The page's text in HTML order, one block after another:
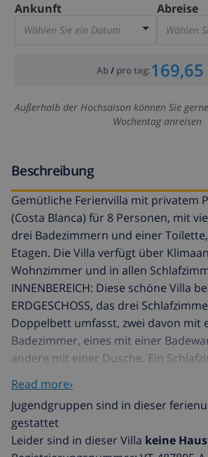
Ankunft
Wählen Sie ein Datum
Abreise
Wählen
Ab/ pro tag:169,65
Außerhalb der Hochsaison können Sie
Wochentag anreisen
Beschreibung
Gemütliche Ferienvilla mit privatem
(Costa Blanca) für 8 Personen, mit
drei Badezimmern und einer
Etagen. Die Villa verfügt über
Wohnzimmer und in allen
INNENBEREICH: Diese schöne Villa
ERDGESCHOSS, das drei
Doppelbett umfasst, zwei davon mit
Badezimmer, eines mit einer
andere mit einer Dusche. Ein
Einzelbetten und zuletzt ein
Das OBERGESCHOSS besteht aus
Esszimmer mit SAT/DVB-TV, das
bequemen überdachten Terrasse
separate, vollständig ausgestattete
Read more›
Jugendgruppen sind in dieser
gestattet
Leider sind in dieser Villa keine